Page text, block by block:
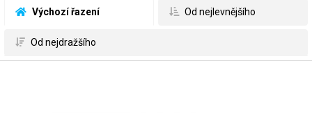
Výchozí řazení Od nejlevnějšího
Od nejdražšího